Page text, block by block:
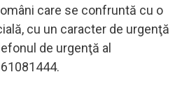
care se confruntă cu o
cu un caracter de urgenţă
de urgenţă al